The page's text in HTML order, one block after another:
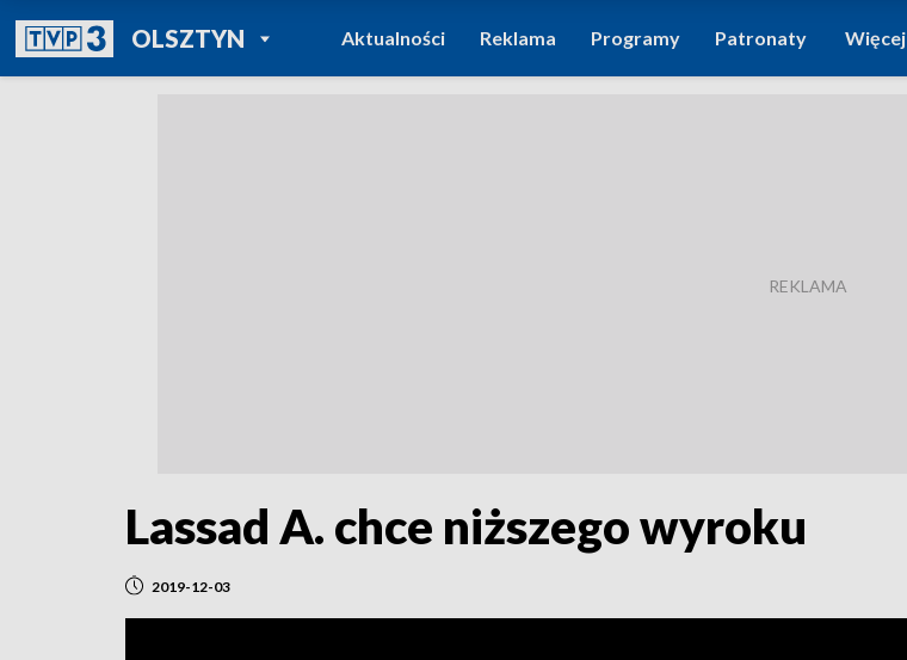
OLSZTYNPOWRÓT DO
TVP REGIONY
Aktualności Reklama Programy Patronaty Więcej
Lassad A. chce niższego wyroku
2019-12-03